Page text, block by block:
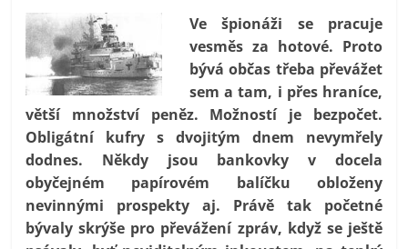
prospívá?
Ve špionáži se pracuje
vesměs za hotové. Proto
bývá občas třeba převážet
sem a tam, i přes hraníce,
větší množství peněz. Možností je bezpočet.
Obligátní kufry s dvojitým dnem nevymřely
dodnes. Někdy jsou bankovky v docela
obyčejném papírovém balíčku obloženy
nevinnými prospekty aj. Právě tak početné
bývaly skrýše pro převážení zpráv, když se ještě